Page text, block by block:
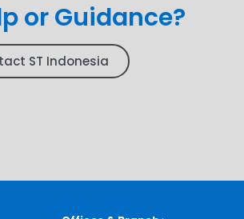
or Guidance?
ST Indonesia